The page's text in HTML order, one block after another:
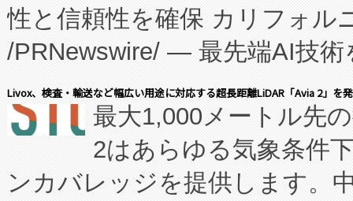
に、患者やサプライチェーン
キー方式で拡張性が高く、持
す。FCCM‑を活用した現地生
患者にとっての費用負担を大
のアクセスを大幅に拡大する
Fully-Connected Continuous
性と信頼性を確保 カリフォル
/PRNewswire/ — 最先端AI技術
会社エーアイ・アンド：本社
President原信平）と、エンタ
ードするVoltaiqは、日本にあ
ーエネルギー貯蔵システム（
Livox、検査・輸送など幅広い用途に対応する超長距離LiDAR「Avia 2」を
最大1,000メートル先
2はあらゆる気象条件
ンカバレッジを提供します。